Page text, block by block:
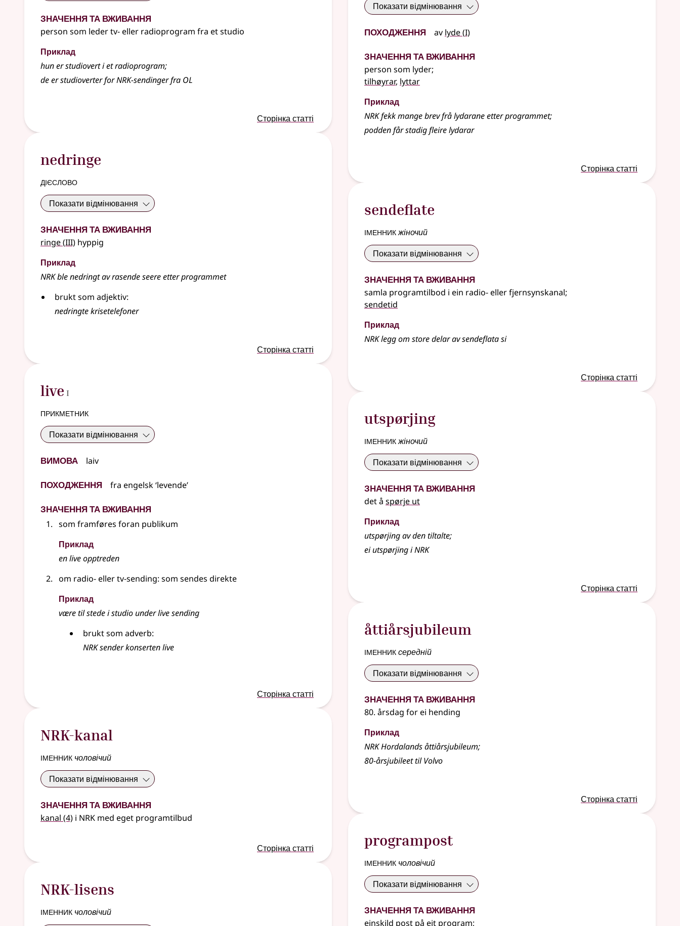
Значення та вживання
person som leder tv- eller radioprogram fra et studio
Приклад
hun er studiovert i et radioprogram;
de er studioverter for NRK-sendinger fra OL
Сторінка статті
nedringe
дієслово
Показати відмінювання
Значення та вживання
ringe(3
III) hyppig
Приклад
NRK ble nedringt av rasende seere etter programmet
brukt som adjektiv:
nedringte krisetelefoner
Сторінка статті
live I
прикметник
Показати відмінювання
Вимова laiv
Походження fra engelsk‘levende’
Значення та вживання
som framføres foran publikum
Приклад
en live opptreden
om radio- eller tv-sending: som sendes direkte
Приклад
være til stede i studio under live sending
brukt som adverb:
NRK sender konserten live
Сторінка статті
NRK-kanal
іменник чоловічий
Показати відмінювання
Значення та вживання
kanal (4) i NRK med eget programtilbud
Сторінка статті
NRK-lisens
іменник чоловічий
Показати відмінювання
Походження av lyde(1
I)
Значення та вживання
person som lyder;
tilhøyrar, lyttar
Приклад
NRK fekk mange brev frå lydarane etter programmet;
podden får stadig fleire lydarar
Сторінка статті
sendeflate
іменникжіночий
Показати відмінювання
Значення та вживання
samla programtilbod i ein radio- eller fjernsynskanal;
sendetid
Приклад
NRK legg om store delar av sendeflata si
Сторінка статті
utspørjing
іменникжіночий
Показати відмінювання
Значення та вживання
det å spørje ut
Приклад
utspørjing av den tiltalte;
ei utspørjing i NRK
Сторінка статті
åttiårsjubileum
іменниксередній
Показати відмінювання
Значення та вживання
80. årsdag for ei hending
Приклад
NRK Hordalands åttiårsjubileum;
80-årsjubileet til Volvo
Сторінка статті
programpost
іменник чоловічий
Показати відмінювання
Значення та вживання
einskild post på eit program;